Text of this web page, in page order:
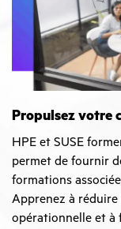
Propulsez votre
HPE et SUSE
permet de fournir
formations
Apprenez à
opérationnelle et à